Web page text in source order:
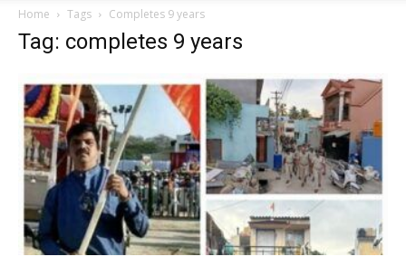
Home Tags Completes 9 years
Tag: completes 9 years